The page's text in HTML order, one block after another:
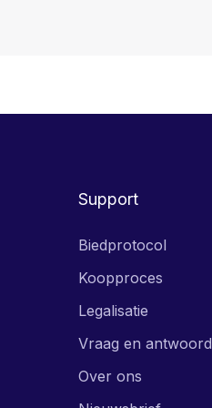
Support
Biedprotocol
Koopproces
Legalisatie
Vraag en antwoord
Over ons